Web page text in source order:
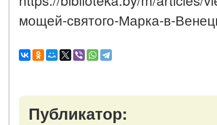
мощей-святого-Марка-в-
Публикатор: